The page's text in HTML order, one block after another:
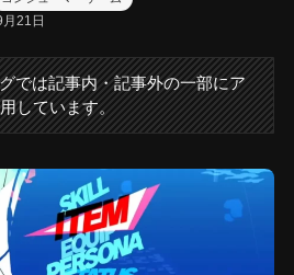
21日
では記事内・記事外の一部にア
しています。